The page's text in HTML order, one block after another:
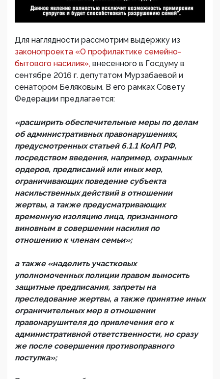
Для наглядности рассмотрим выдержку из
законопроекта «О профилактике семейно-
бытового насилия», внесенного в Госдуму в
сентябре 2016 г. депутатом Мурзабаевой и
сенатором Беляковым. В его рамках Совету
Федерации предлагается:
«расширить обеспечительные меры по делам
об административных правонарушениях,
предусмотренных статьей 6.1.1 КоАП РФ,
посредством введения, например, охранных
ордеров, предписаний или иных мер,
ограничивающих поведение субъекта
насильственных действий в отношении
жертвы, а также предусматривающих
временную изоляцию лица, признанного
виновным в совершении насилия по
отношению к членам семьи»;
а также «наделить участковых
уполномоченных полиции правом выносить
защитные предписания, запреты на
преследование жертвы, а также принятие иных
ограничительных мер в отношении
правонарушителя до привлечения его к
административной ответственности, но сразу
же после совершения противоправного
поступка»;